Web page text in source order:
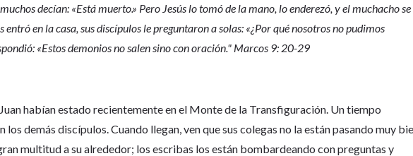
decían: «Está muerto.» Pero Jesús lo tomó de la mano, lo enderezó, y el muchacho se
entró en la casa, sus discípulos le preguntaron a solas: «¿Por qué nosotros no pudimos
«Estos demonios no salen sino con oración." Marcos 9: 20-29
habían estado recientemente en el Monte de la Transfiguración. Un tiempo
los demás discípulos. Cuando llegan, ven que sus colegas no la están pasando muy
multitud a su alrededor; los escribas los están bombardeando con preguntas y